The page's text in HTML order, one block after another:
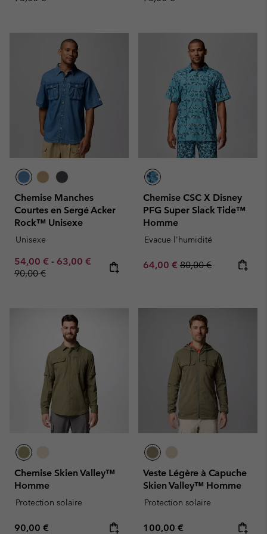
Chemise Manches
Courtes en Sergé Acker
Rock™ Unisexe
Unisexe
Minimum sale price:
54,00 € - Maximum sale price:
63,00 € Regular price:
90,00 €
Chemise CSC X Disney
PFG Super Slack Tide™
Homme
Evacue l'humidité
Sale price:
64,00 € Regular price:
80,00 €
Chemise Skien Valley™
Homme
Protection solaire
Regular price:
90,00 €
Veste Légère à Capuche
Skien Valley™ Homme
Protection solaire
Regular price:
100,00 €